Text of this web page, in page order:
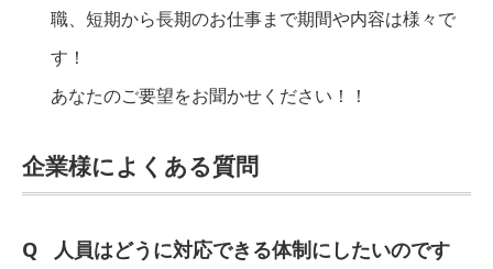
職、短期から長期のお仕事まで期間や内容は様々で
す！
あなたのご要望をお聞かせください！！
企業様によくある質問
人員はどうに対応できる体制にしたいのです